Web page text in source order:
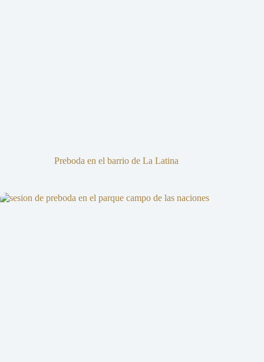
Preboda en el barrio de La Latina